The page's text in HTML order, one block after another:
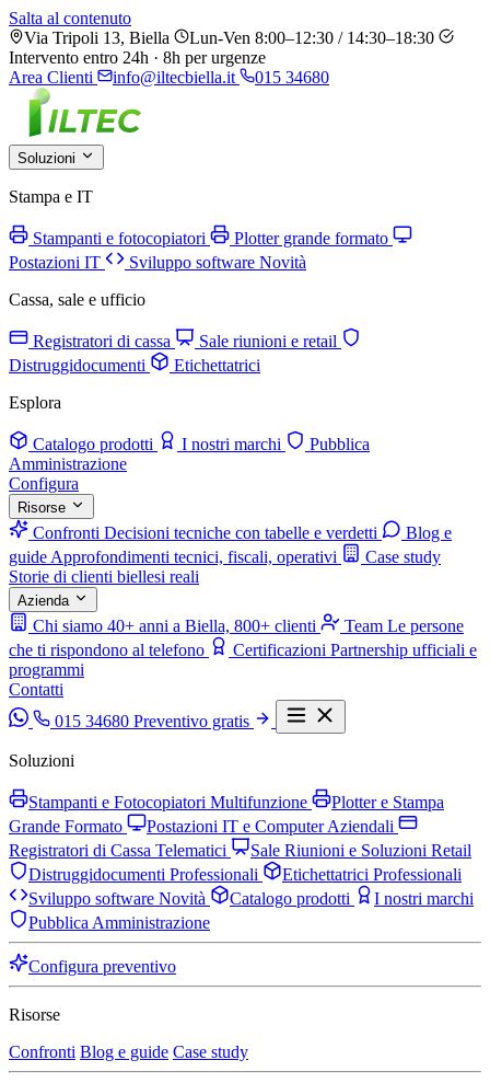
Salta al contenuto
Via Tripoli 13, Biella
Lun-Ven 8:00–12:30 / 14:30–18:30
Intervento entro 24h · 8h per urgenze
Area Clienti
info@iltecbiella.it 015 34680
Soluzioni
Stampa e IT
Stampanti e fotocopiatori
Plotter grande formato
Postazioni IT
Sviluppo software Novità
Cassa, sale e ufficio
Registratori di cassa
Sale riunioni e retail
Distruggidocumenti
Etichettatrici
Esplora
Catalogo prodotti I nostri marchi
Pubblica
Amministrazione
Configura
Risorse
Confronti Decisioni tecniche con tabelle e verdetti
Blog e
guide Approfondimenti tecnici, fiscali, operativi
Case study
Storie di clienti biellesi reali
Azienda
Chi siamo 40+ anni a Biella, 800+ clienti Team Le persone
che ti rispondono al telefono
Certificazioni Partnership ufficiali e
programmi
Contatti
015 34680 Preventivo gratis
Soluzioni
Stampanti e Fotocopiatori Multifunzione
Plotter e Stampa
Grande Formato
Postazioni IT e Computer Aziendali
Registratori di Cassa Telematici
Sale Riunioni e Soluzioni Retail
Distruggidocumenti Professionali
Etichettatrici Professionali
Sviluppo software Novità Catalogo prodotti
I nostri marchi
Pubblica Amministrazione
Configura preventivo
Risorse
Confronti Blog e guide Case study